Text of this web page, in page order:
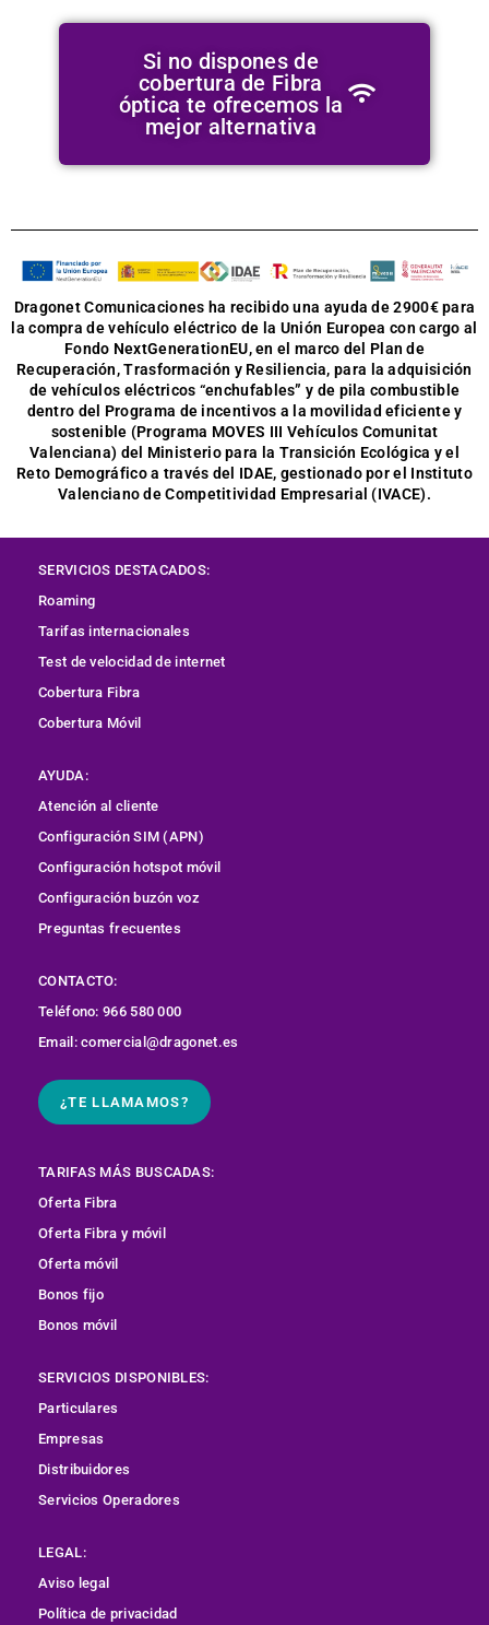
Si no dispones de
cobertura de Fibra
óptica te ofrecemos la
mejor alternativa
Dragonet Comunicaciones ha recibido una ayuda de 2900€para
la compra de vehículo eléctrico de la Unión Europea con cargo al
Fondo NextGenerationEU, en el marco del Plan de
Recuperación, Trasformación y Resiliencia, para la adquisición
de vehículos eléctricos “enchufables” y de pila combustible
dentro del Programa de incentivos a la movilidad eficiente y
sostenible (Programa MOVES III Vehículos Comunitat
Valenciana) del Ministerio para la Transición Ecológica y el
Reto Demográfico a través del IDAE, gestionado por el Instituto
Valenciano de Competitividad Empresarial (IVACE).
SERVICIOS DESTACADOS:
Roaming
Tarifas internacionales
Test de velocidad de internet
Cobertura Fibra
Cobertura Móvil
AYUDA:
Atención al cliente
Configuración SIM (APN)
Configuración hotspot móvil
Configuración buzón voz
Preguntas frecuentes
CONTACTO:
Teléfono: 966 580 000
Email: comercial@dragonet.es
¿TE LLAMAMOS?
TARIFAS MÁS BUSCADAS:
Oferta Fibra
Oferta Fibra y móvil
Oferta móvil
Bonos fijo
Bonos móvil
SERVICIOS DISPONIBLES:
Particulares
Empresas
Distribuidores
Servicios Operadores
LEGAL:
Aviso legal
Política de privacidad